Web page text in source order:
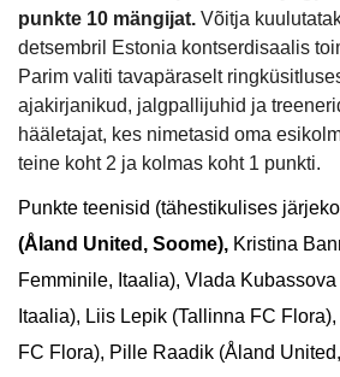
punkte 10 mängijat. Võitja
detsembril Estonia kontserdisaalis
Parim valiti tavapäraselt
ajakirjanikud, jalgpallijuhid ja
hääletajat, kes nimetasid oma
teine koht 2 ja kolmas koht 1 punkti.
Punkte teenisid (tähestikulises
(Åland United, Soome), Kristina
Femminile, Itaalia), Vlada
Itaalia), Liis Lepik (Tallinna FC
FC Flora), Pille Raadik (Åland